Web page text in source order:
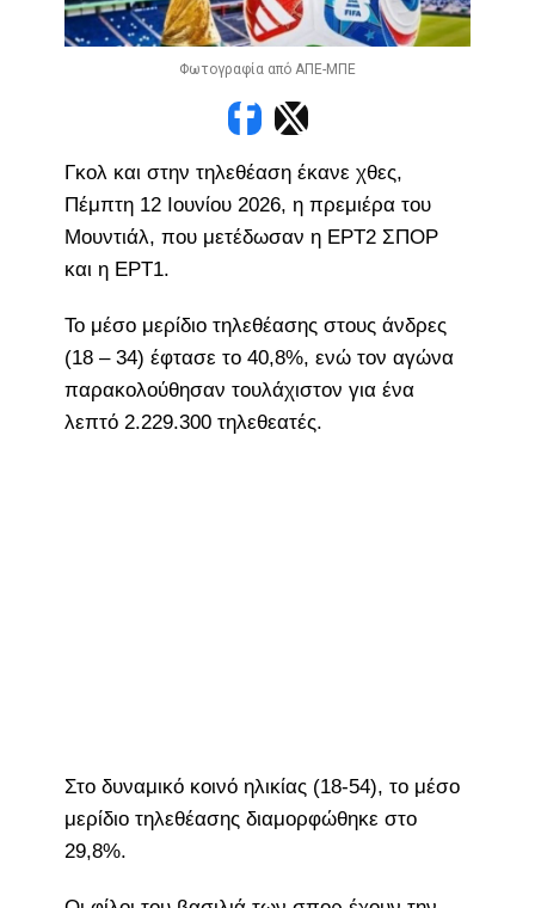
Φωτογραφία από ΑΠΕ-ΜΠΕ
Γκολ και στην τηλεθέαση έκανε χθες,
Πέμπτη 12 Ιουνίου 2026, η πρεμιέρα του
Μουντιάλ, που μετέδωσαν η ΕΡΤ2 ΣΠΟΡ
και η ΕΡΤ1.
Το μέσο μερίδιο τηλεθέασης στους άνδρες
(18 – 34) έφτασε το 40,8%, ενώ τον αγώνα
παρακολούθησαν τουλάχιστον για ένα
λεπτό 2.229.300 τηλεθεατές.
Στο δυναμικό κοινό ηλικίας (18-54), το μέσο
μερίδιο τηλεθέασης διαμορφώθηκε στο
29,8%.